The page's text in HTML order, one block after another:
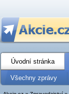
Úvodní stránka
Všechny zprávy